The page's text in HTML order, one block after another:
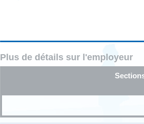
Plus de détails sur l'employeur